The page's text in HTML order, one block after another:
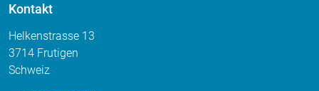
Kontakt
Helkenstrasse 13
3714 Frutigen
Schweiz